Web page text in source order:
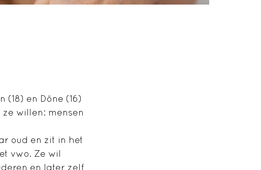
(18) en Döne (16)
willen: mensen
oud en zit in het
vwo. Ze wil
en later zelf